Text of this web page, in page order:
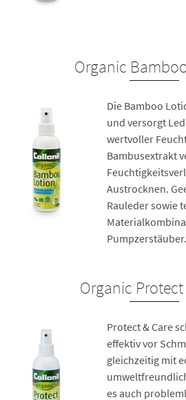
Organic
Die Bamboo
und versorgt
wertvoller
Bambusextrakt
Austrocknen.
Rauleder sowie
Pumpzerstäuber.
Organic Protect
Protect & Care
effektiv vor
gleichzeitig mit
es auch